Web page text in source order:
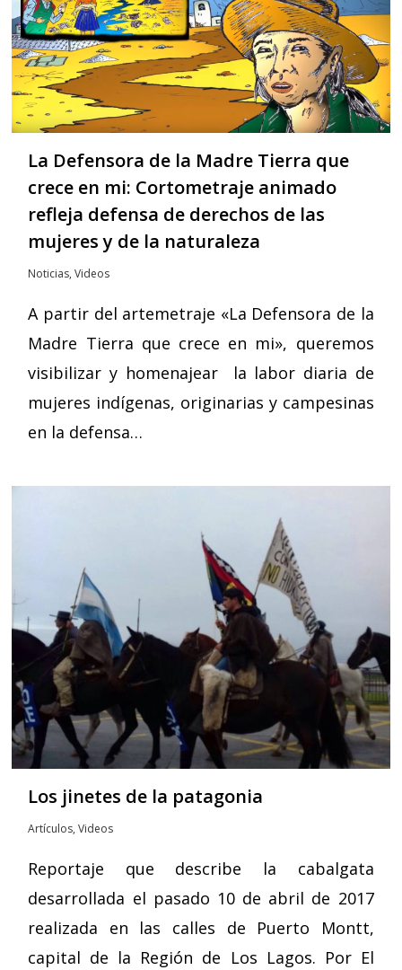
La Defensora de la Madre Tierra que
crece en mi: Cortometraje animado
refleja defensa de derechos de las
mujeres y de la naturaleza
Noticias,Videos
A partir del artemetraje «La Defensora de la
Madre Tierra que crece en mi», queremos
visibilizar y homenajear la labor diaria de
mujeres indígenas, originarias y campesinas
en la defensa…
Los jinetes de la patagonia
Artículos,Videos
Reportaje que describe la cabalgata
desarrollada el pasado 10 de abril de 2017
realizada en las calles de Puerto Montt,
capital de la Región de Los Lagos. Por El